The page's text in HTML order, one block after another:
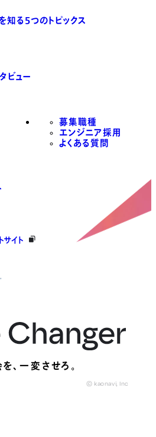
知る5つのトピックス
ビュー
募集職種
エンジニア採用
よくある質問
サイト
、一変させろ。
© kaonavi, Inc